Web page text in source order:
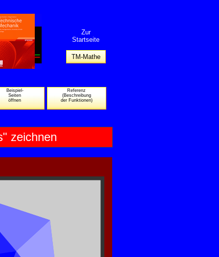
Zur
Startseite
TM-Mathe
Beispiel-
Seiten
öffnen
Referenz
(Beschreibung
der Funktionen)
zeichnen